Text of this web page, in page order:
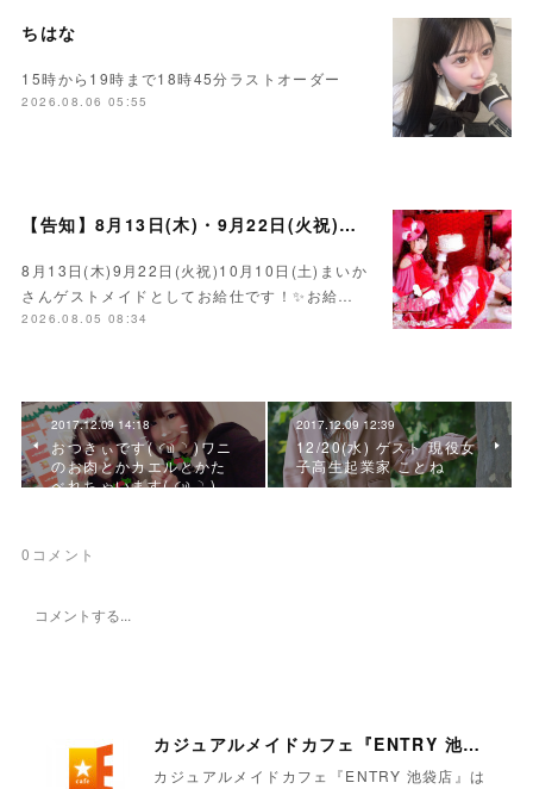
ちはな
15時から19時まで18時45分ラストオーダー
2026.08.06 05:55
【告知】8月13日(木)・9月22日(火祝)・10月10日(土)ゲスト まいかさん🍓
8月13日(木)9月22日(火祝)10月10日(土)まいか
さんゲストメイドとしてお給仕です！✨お給…
2026.08.05 08:34
2017.12.09 14:18
おつきぃです( ◜௰◝ )ワニ
のお肉とかカエルとかた
べれちゃいます( ◜௰◝ )…
2017.12.09 12:39
12/20(水) ゲスト 現役女
子高生起業家 ことね
0 コメント
カジュアルメイドカフェ『ENTRY 池袋店』
カジュアルメイドカフェ『ENTRY 池袋店』は